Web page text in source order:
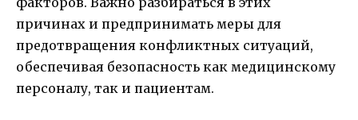
причинах и предпринимать меры для
предотвращения конфликтных ситуаций,
обеспечивая безопасность как медицинскому
персоналу, так и пациентам.